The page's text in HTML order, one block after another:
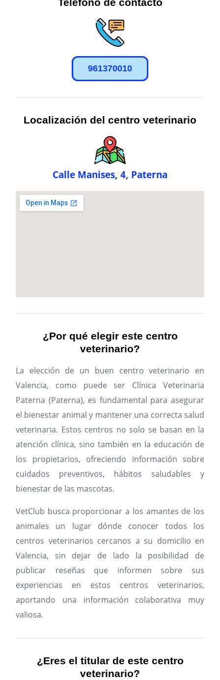
Teléfono de contacto
961370010
Localización del centro veterinario
Calle Manises, 4, Paterna
¿Por qué elegir este centro
veterinario?
La elección de un buen centro veterinario en
Valencia, como puede ser Clínica Veterinaria
Paterna (Paterna), es fundamental para asegurar
el bienestar animal y mantener una correcta salud
veterinaria. Estos centros no solo se basan en la
atención clínica, sino también en la educación de
los propietarios, ofreciendo información sobre
cuidados preventivos, hábitos saludables y
bienestar de las mascotas.
VetClub busca proporcionar a los amantes de los
animales un lugar dónde conocer todos los
centros veterinarios cercanos a su domicilio en
Valencia, sin dejar de lado la posibilidad de
publicar reseñas que informen sobre sus
experiencias en estos centros veterinarios,
aportando una información colaborativa muy
valiosa.
¿Eres el titular de este centro
veterinario?